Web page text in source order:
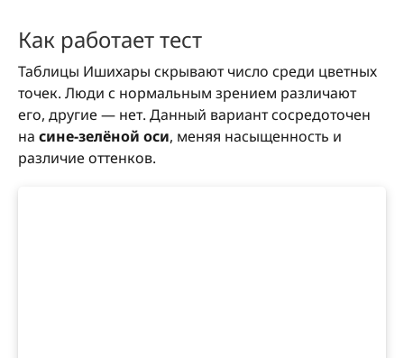
Как работает тест
Таблицы Ишихары скрывают число среди цветных
точек. Люди с нормальным зрением различают
его, другие — нет. Данный вариант сосредоточен
на сине-зелёной оси, меняя насыщенность и
различие оттенков.